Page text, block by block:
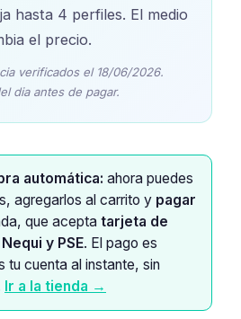
hasta 4 perfiles. El medio
el precio.
verificados el 18/06/2026.
dia antes de pagar.
automática: ahora puedes
agregarlos al carrito y pagar
que acepta tarjeta de
y PSE. El pago es
tu cuenta al instante, sin
Ir a la tienda →